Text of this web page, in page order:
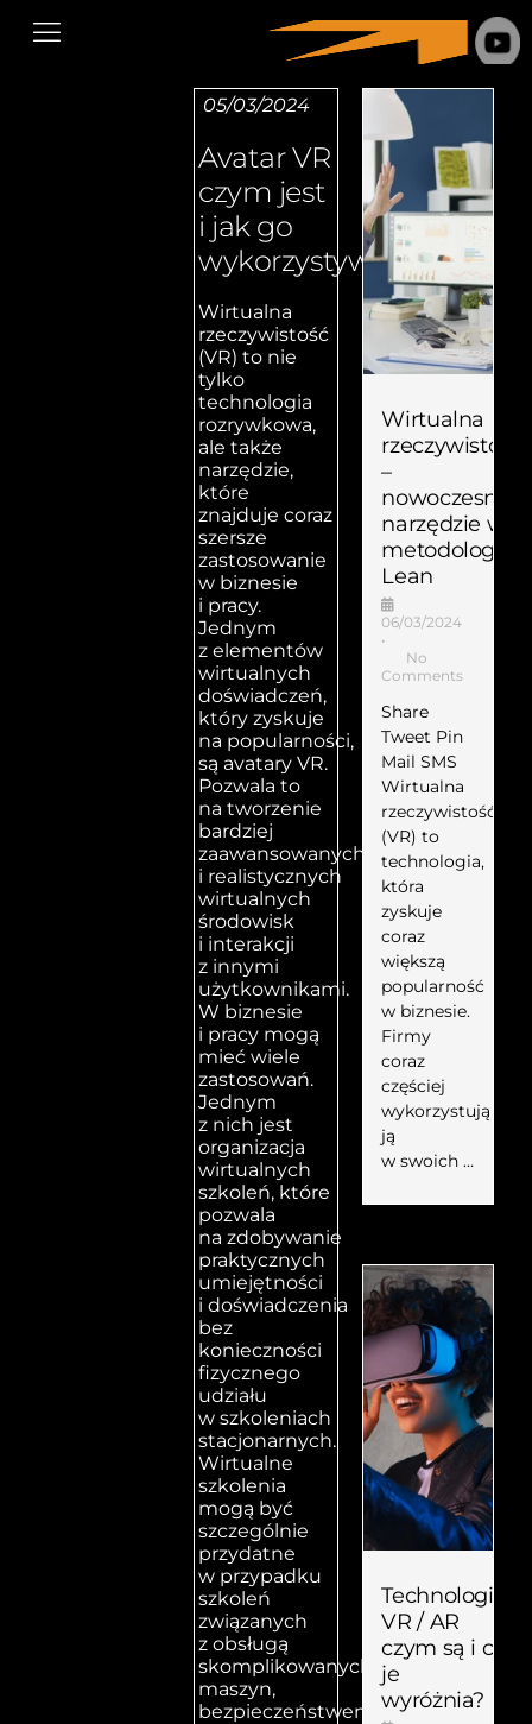
05/03/2024
Avatar VR
czym jest
i jak go
wykorzystywać?
Wirtualna
rzeczywistość
(VR) to nie
tylko
technologia
rozrywkowa,
ale także
narzędzie,
które
znajduje coraz
szersze
zastosowanie
w biznesie
i pracy.
Jednym
z elementów
wirtualnych
doświadczeń,
który zyskuje
na popularności,
są avatary VR.
Pozwala to
na tworzenie
bardziej
zaawansowanych
i realistycznych
wirtualnych
środowisk
i interakcji
z innymi
użytkownikami.
W biznesie
i pracy mogą
mieć wiele
zastosowań.
Jednym
z nich jest
organizacja
wirtualnych
szkoleń, które
pozwala
na zdobywanie
praktycznych
umiejętności
i doświadczenia
bez
konieczności
fizycznego
udziału
w szkoleniach
stacjonarnych.
Wirtualne
szkolenia
mogą być
szczególnie
przydatne
w przypadku
szkoleń
związanych
z obsługą
skomplikowanych
maszyn,
bezpieczeństwem
Wirtualna
rzeczywistość
–
nowoczesne
narzędzie w
metodologii
Lean
06/03/2024
•
No
Comments
Share
Tweet Pin
Mail SMS
Wirtualna
rzeczywistość
(VR) to
technologia,
która
zyskuje
coraz
większą
popularność
w biznesie.
Firmy
coraz
częściej
wykorzystują
ją
w swoich …
Technologia
VR / AR
czym są i co
je
wyróżnia?